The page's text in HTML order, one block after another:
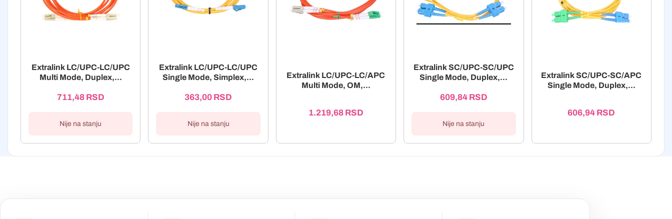
Extralink LC/UPC-LC/UPC
Multi Mode, Duplex,...
711,48 RSD
Nije na stanju
Extralink LC/UPC-LC/UPC
Single Mode, Simplex,...
363,00 RSD
Nije na stanju
Extralink LC/UPC-LC/APC
Multi Mode, OM,...
1.219,68 RSD
Extralink SC/UPC-SC/UPC
Single Mode, Duplex,...
609,84 RSD
Nije na stanju
Extralink SC/UPC-SC/APC
Single Mode, Duplex,...
606,94 RSD